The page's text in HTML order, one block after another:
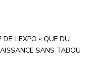
L’EXPO « QUE DU
SANS TABOU